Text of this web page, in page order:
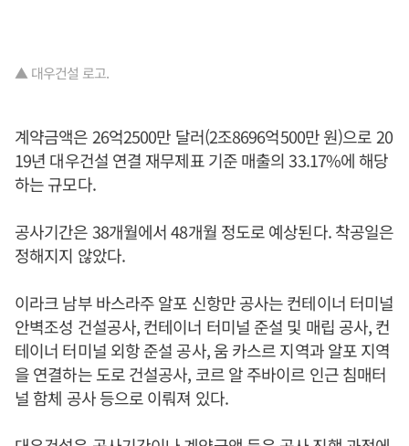
▲ 대우건설 로고.
계약금액은 26억2500만 달러(2조8696억500만 원)으로 20
19년 대우건설 연결 재무제표 기준 매출의 33.17%에 해당
하는 규모다.
공사기간은 38개월에서 48개월 정도로 예상된다. 착공일은
정해지지 않았다.
이라크 남부 바스라주 알포 신항만 공사는 컨테이너 터미널
안벽조성 건설공사, 컨테이너 터미널 준설 및 매립 공사, 컨
테이너 터미널 외항 준설 공사, 움 카스르 지역과 알포 지역
을 연결하는 도로 건설공사, 코르 알 주바이르 인근 침매터
널 함체 공사 등으로 이뤄져 있다.